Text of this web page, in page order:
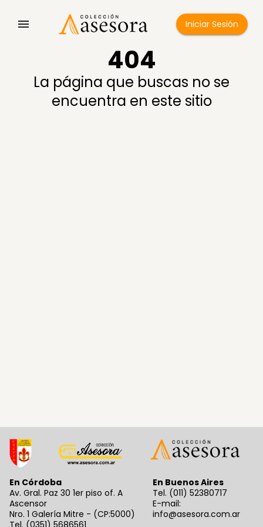
Iniciar Sesión
404
La página que buscas no se
encuentra en este sitio
En Córdoba
Av. Gral. Paz 30 1er piso of. A
Ascensor
Nro. 1 Galería Mitre - (CP:5000)
En Buenos Aires
Tel. (011) 52380717
E-mail:
info@asesora.com.ar